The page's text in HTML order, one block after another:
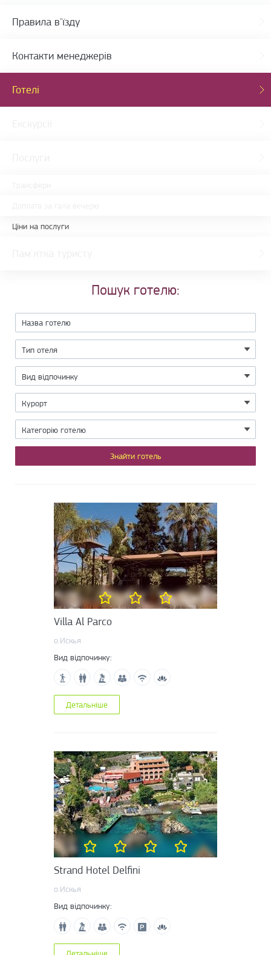
Правила в'їзду
Контакти менеджерів
Готелі
Ціни на послуги
Пошук готелю:
Villa Al Parco
о.Искья
Вид відпочинку:
Детальніше
Strand Hotel Delfini
о.Искья
Вид відпочинку: